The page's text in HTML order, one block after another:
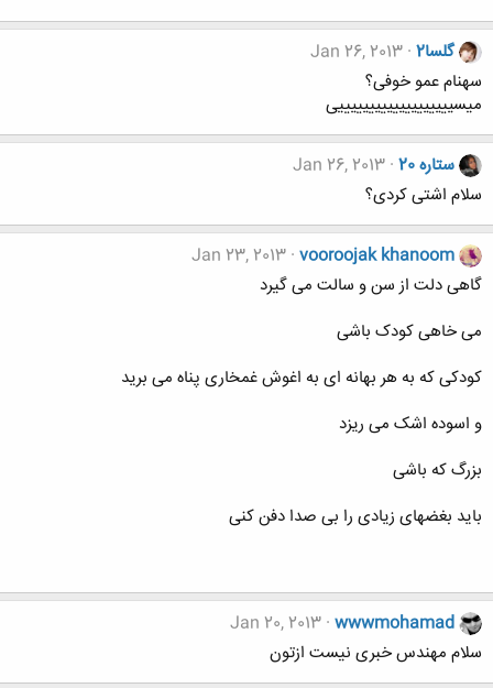
گلسا2
Jan 26, 2013
سهنام عمو خوفی؟
میسیییییییییییییییییییی
ستاره 20
Jan 26, 2013
سلام اشتی کردی؟
vooroojak khanoom
Jan 23, 2013
گاهی دلت از سن و سالت می گیرد
می خاهی کودک باشی
کودکی که به هر بهانه ای به اغوش غمخاری پناه می برید
و اسوده اشک می ریزد
بزرگ که باشی
باید بغضهای زیادی را بی صدا دفن کنی
wwwmohamad
Jan 20, 2013
سلام مهندس خبری نیست ازتون